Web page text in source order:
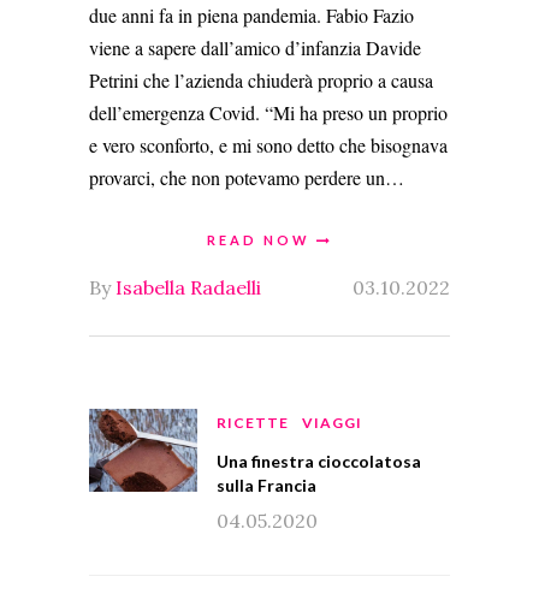
due anni fa in piena pandemia. Fabio Fazio
viene a sapere dall’amico d’infanzia Davide
Petrini che l’azienda chiuderà proprio a causa
dell’emergenza Covid. “Mi ha preso un proprio
e vero sconforto, e mi sono detto che bisognava
provarci, che non potevamo perdere un…
READ NOW
By Isabella Radaelli 03.10.2022
RICETTE VIAGGI
Una finestra cioccolatosa
sulla Francia
04.05.2020